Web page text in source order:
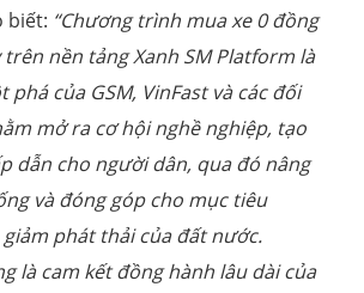
biết: “Chương trình mua xe 0 đồng
nền tảng Xanh SM Platform là
của GSM, VinFast và các đối
mở ra cơ hội nghề nghiệp, tạo
dẫn cho người dân, qua đó nâng
và đóng góp cho mục tiêu
phát thải của đất nước.
là cam kết đồng hành lâu dài của